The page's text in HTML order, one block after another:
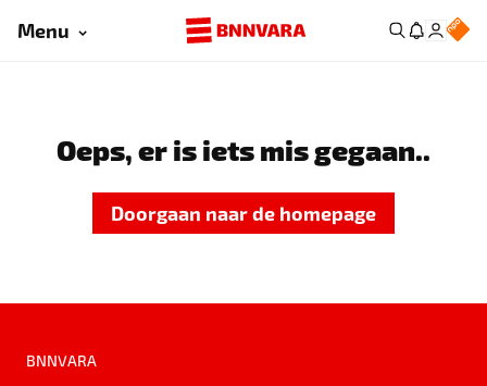
Menu
Oeps, er is iets mis gegaan..
Doorgaan naar de homepage
BNNVARA